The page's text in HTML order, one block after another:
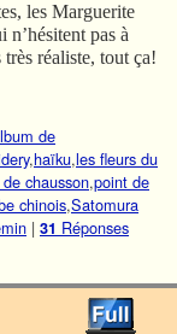
les Marguerite
pas à
réaliste, tout ça!
de
,haïku,les fleurs du
chausson,point de
chinois,Satomura
| 31 Réponses